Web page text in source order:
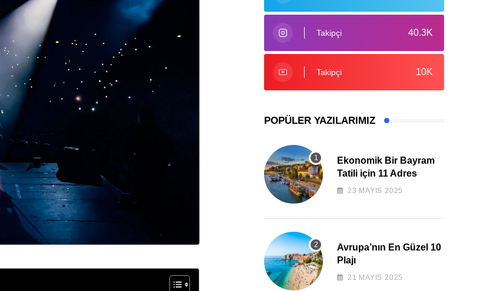
40.3K
Takipçi
10K
Takipçi
POPÜLER YAZILARIMIZ
Ekonomik Bir Bayram
Tatili için 11 Adres
23 MAYIS 2025
Avrupa’nın En Güzel 10
Plajı
21 MAYIS 2025